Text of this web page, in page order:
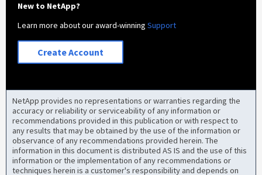
New to NetApp?
Learn more about our award-winningSupport
Create Account
NetApp provides no representations or warranties regarding the
accuracy or reliability or serviceability of any information or
recommendations provided in this publication or with respect to
any results that may be obtained by the use of the information or
observance of any recommendations provided herein. The
information in this document is distributed AS IS and the use of this
information or the implementation of any recommendations or
techniques herein is a customer's responsibility and depends on